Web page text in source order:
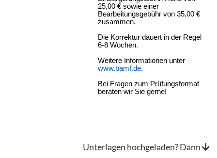
25,00 € sowie einer
Bearbeitungsgebühr von 35,00 €
zusammen.
Die Korrektur dauert in der Regel
6-8 Wochen.
Weitere Informationen unter
www.bamf.de.
Bei Fragen zum Prüfungsformat
beraten wir Sie gerne!
Unterlagen hochgeladen? Dann